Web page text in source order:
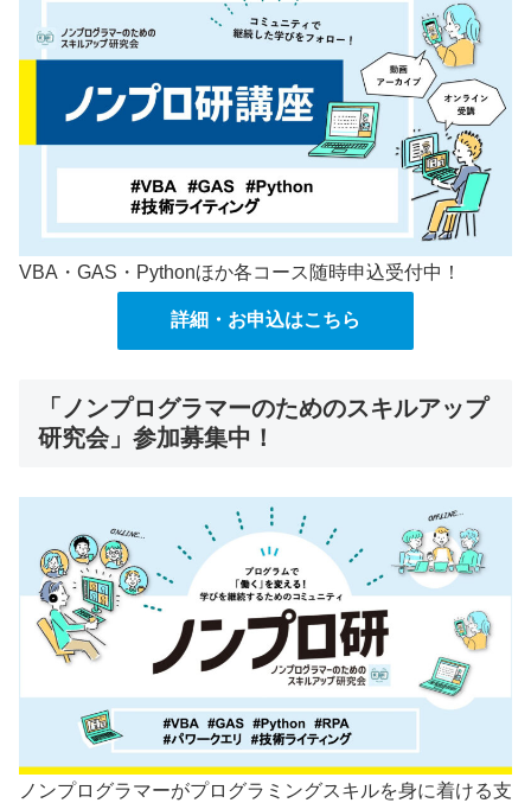
VBA・GAS・Pythonほか各コース随時申込受付中！
詳細・お申込はこちら
「ノンプログラマーのためのスキルアップ
研究会」参加募集中！
ノンプログラマーがプログラミングスキルを身に着ける支